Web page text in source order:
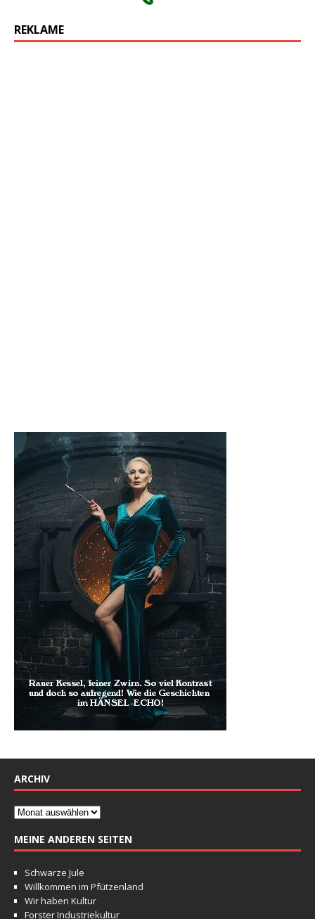
REKLAME
ARCHIV
MEINE ANDEREN SEITEN
Schwarze Jule
Willkommen im Pfützenland
Wir haben Kultur
Forster Industriekultur